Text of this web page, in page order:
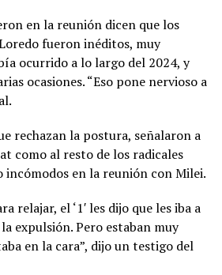
en la reunión dicen que los
fueron inéditos, muy
ocurrido a lo largo del 2024, y
ocasiones. “Eso pone nervioso a
rechazan la postura, señalaron a
como al resto de los radicales
incómodos en la reunión con Milei.
relajar, el ‘1′ les dijo que les iba a
expulsión. Pero estaban muy
en la cara”, dijo un testigo del